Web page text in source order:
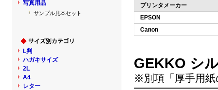
プリンタメーカー
EPSON
Canon
GEKKO シ
※別項「厚手用
写真用品
サンプル見本セット
L判
ハガキサイズ
2L
A4
レター